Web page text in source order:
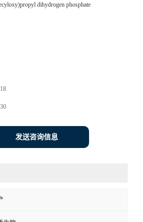
dihydrogen phosphate
发送咨询信息